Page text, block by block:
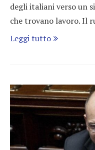
degli italiani verso un
che trovano lavoro. Il
Leggi tutto